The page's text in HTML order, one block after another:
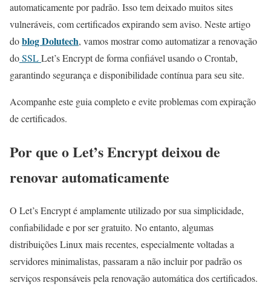
automaticamente por padrão. Isso tem deixado muitos sites
vulneráveis, com certificados expirando sem aviso. Neste artigo
doblog Dolutech, vamos mostrar como automatizar a renovação
doSSLLet’s Encrypt de forma confiável usando o Crontab,
garantindo segurança e disponibilidade contínua para seu site.
Acompanhe este guia completo e evite problemas com expiração
de certificados.
Por que o Let’s Encrypt deixou de
renovar automaticamente
O Let’s Encrypt é amplamente utilizado por sua simplicidade,
confiabilidade e por ser gratuito. No entanto, algumas
distribuições Linux mais recentes, especialmente voltadas a
servidores minimalistas, passaram a não incluir por padrão os
serviços responsáveis pela renovação automática dos certificados.